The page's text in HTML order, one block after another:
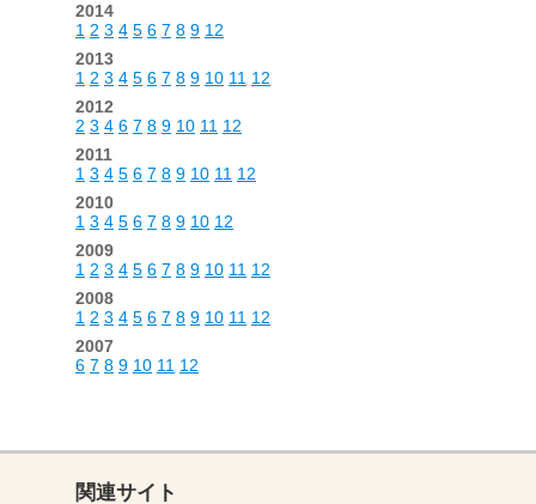
2014
1 2 3 4 5 6 7 8 9 12
2013
1 2 3 4 5 6 7 8 9 10 11 12
2012
2 3 4 6 7 8 9 10 11 12
2011
1 3 4 5 6 7 8 9 10 11 12
2010
1 3 4 5 6 7 8 9 10 12
2009
1 2 3 4 5 6 7 8 9 10 11 12
2008
1 2 3 4 5 6 7 8 9 10 11 12
2007
6 7 8 9 10 11 12
関連サイト